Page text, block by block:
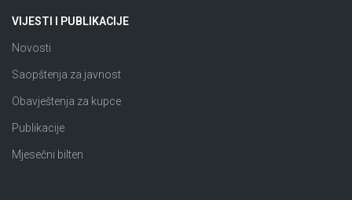
VIJESTI I PUBLIKACIJE
Novosti
Saopštenja za javnost
Obavještenja za kupce
Publikacije
Mjesečni bilten